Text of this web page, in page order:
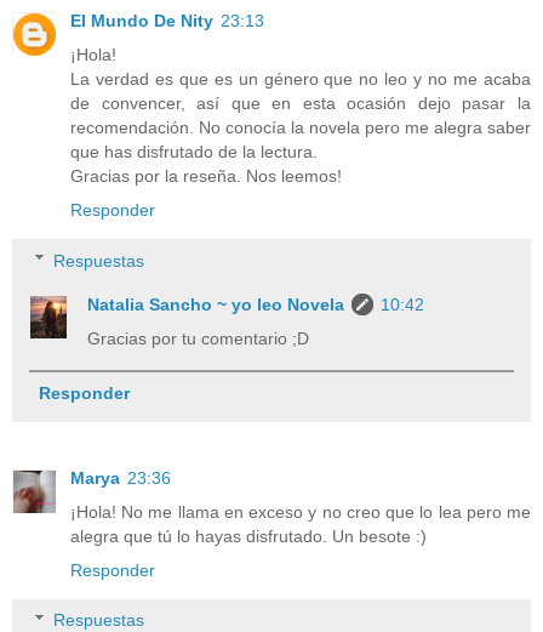
El Mundo De Nity 23:13
¡Hola!
La verdad es que es un género que no leo y no me acaba
de convencer, así que en esta ocasión dejo pasar la
recomendación. No conocía la novela pero me alegra saber
que has disfrutado de la lectura.
Gracias por la reseña. Nos leemos!
Responder
Respuestas
Natalia Sancho ~ yo leo Novela
10:42
Gracias por tu comentario ;D
Responder
Marya 23:36
¡Hola! No me llama en exceso y no creo que lo lea pero me
alegra que tú lo hayas disfrutado. Un besote :)
Responder
Respuestas